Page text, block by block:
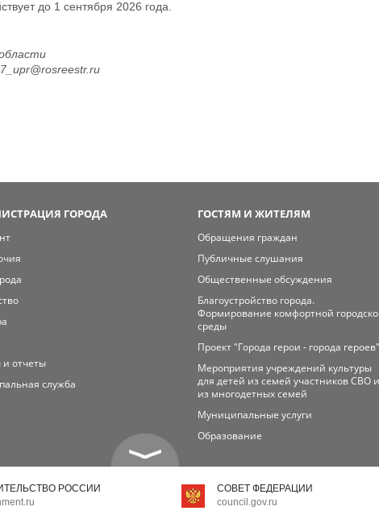
до 1 сентября 2026 года.
ГОРОДА
отчеты
служба
ГОСТЯМ И ЖИТЕЛЯМ
Обращения граждан
Публичные слушания
Общественные обсуждения
Благоустройство города.
Формирование комфортной
среды
Проект "Города герои - города героев"
Мероприятия учреждений культуры
для детей из семей участников СВО и
из многодетных семей
Муниципальные услуги
Образование
РОССИИ
СОВЕТ ФЕДЕРАЦИИ
council.gov.ru